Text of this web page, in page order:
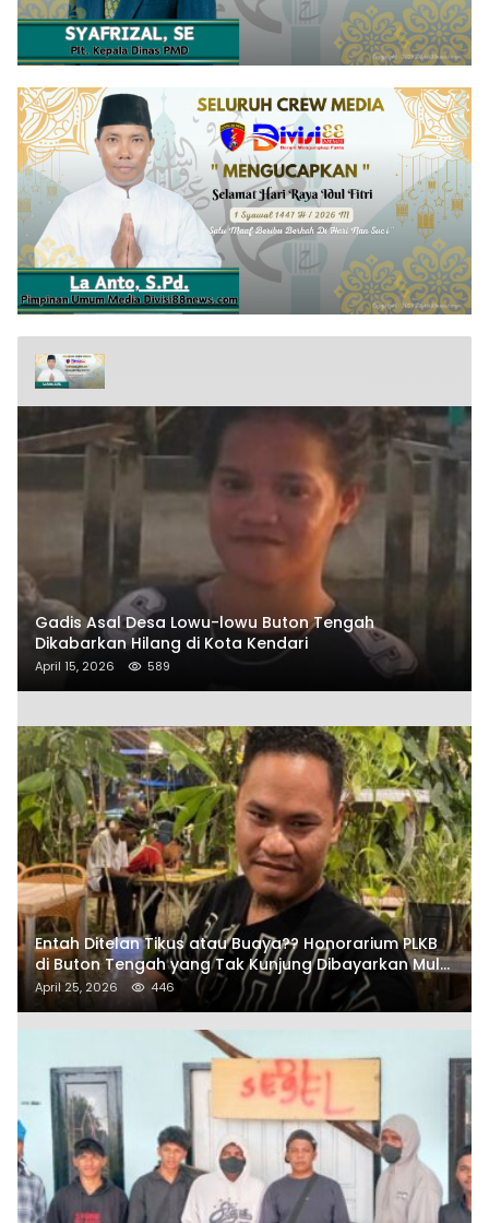
Gadis Asal Desa Lowu-lowu Buton Tengah
Dikabarkan Hilang di Kota Kendari
April 15, 2026 589
Entah Ditelan Tikus atau Buaya?? Honorarium PLKB
di Buton Tengah yang Tak Kunjung Dibayarkan Mulai
Disorot SAMURAIS
April 25, 2026 446